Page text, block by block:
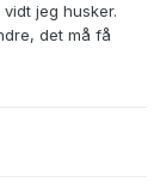
jeg husker.
det må få